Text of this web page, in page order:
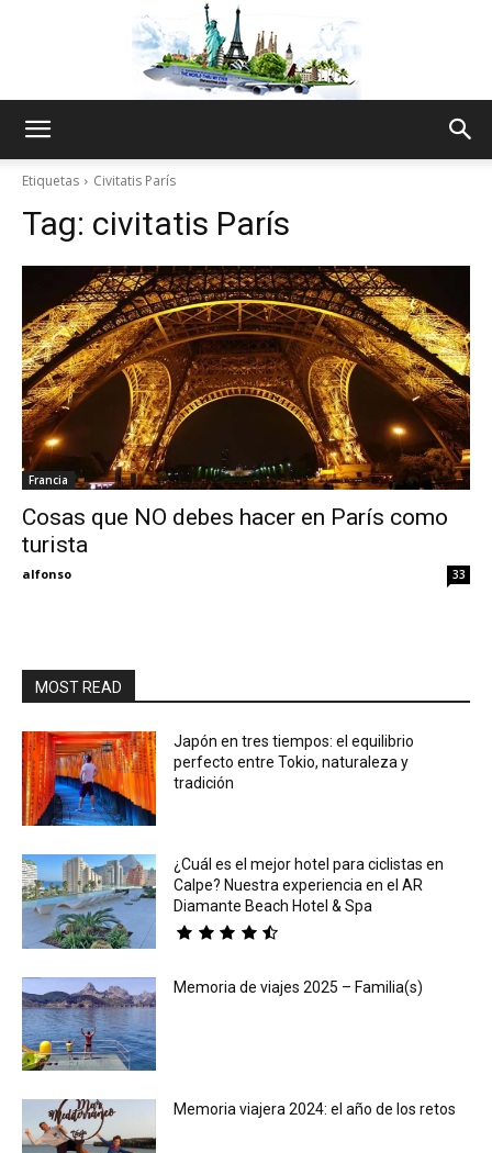
Thru
Etiquetas Civitatis París
Tag: civitatis París
Francia
Cosas que NO debes hacer en París como
turista
alfonso 33
MOST READ
Japón en tres tiempos: el equilibrio
perfecto entre Tokio, naturaleza y
tradición
¿Cuál es el mejor hotel para ciclistas en
Calpe? Nuestra experiencia en el AR
Diamante Beach Hotel & Spa
Memoria de viajes 2025 – Familia(s)
Memoria viajera 2024: el año de los retos